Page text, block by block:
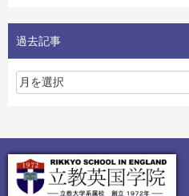
過去記事